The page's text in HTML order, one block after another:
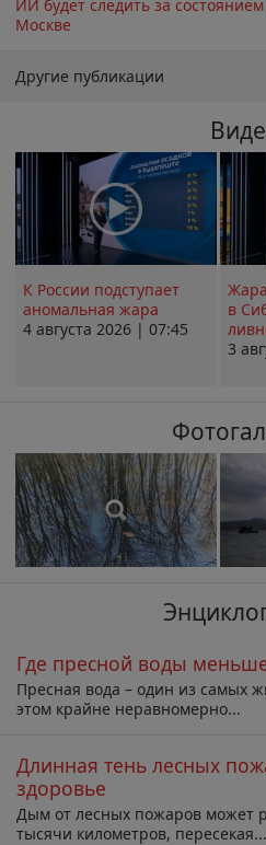
ИИ будет следить за
Москве
Другие публикации
К России подступает
аномальная жара
4 августа 2026 | 07:45
в
3
Где пресной воды
Пресная вода – один из самых
этом крайне неравномерно...
Длинная тень лесных
здоровье
Дым от лесных пожаров может
тысячи километров, пересекая...